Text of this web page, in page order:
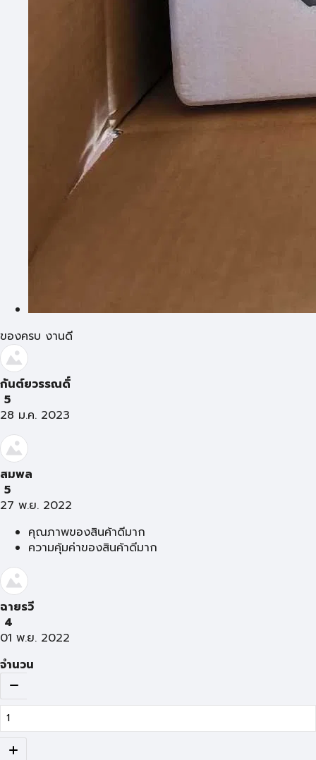
ของครบ งานดี
กันต์ยวรรณดิ์
5
28 ม.ค. 2023
สมพล
5
27 พ.ย. 2022
คุณภาพของสินค้าดีมาก
ความคุ้มค่าของสินค้าดีมาก
ฉายรวี
4
01 พ.ย. 2022
จำนวน